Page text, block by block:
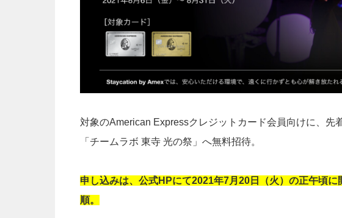
対象のAmerican Expressクレジットカード会員向けに、先
「チームラボ 東寺 光の祭」へ無料招待。
申し込みは、公式HPにて2021年7月20日（火）の正午頃
順。